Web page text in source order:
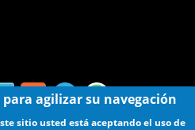
agilizar su navegación
sitio usted está aceptando el uso de